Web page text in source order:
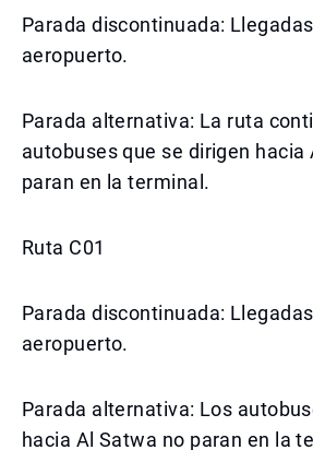
Parada discontinuada:
aeropuerto.
Parada alternativa: La ruta
autobuses que se dirigen hacia
paran en la terminal.
Ruta C01
Parada discontinuada:
aeropuerto.
Parada alternativa: Los
hacia Al Satwa no paran en la